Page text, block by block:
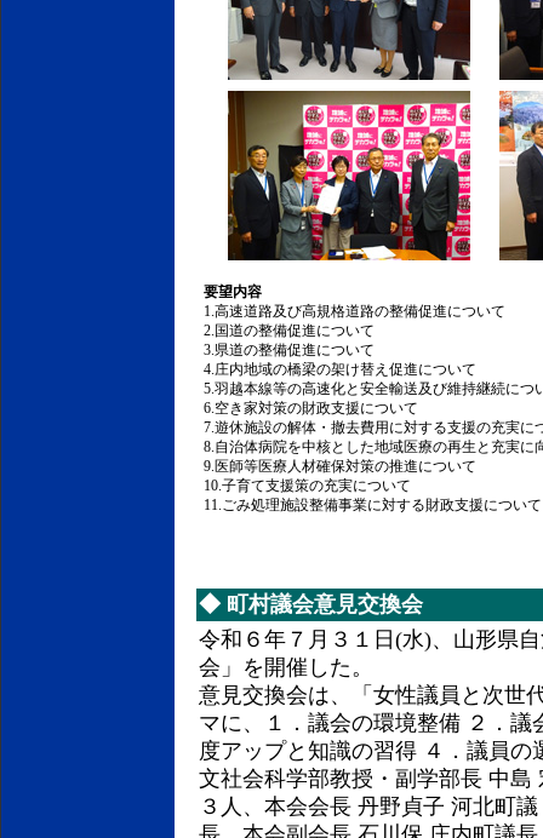
要望内容
1.高速道路及び高規格道路の整備促進について
2.国道の整備促進について
3.県道の整備促進について
4.庄内地域の橋梁の架け替え促進について
5.羽越本線等の高速化と安全輸送及び維持継続につ
6.空き家対策の財政支援について
7.遊休施設の解体・撤去費用に対する支援の充実に
8.自治体病院を中核とした地域医療の再生と充実に
9.医師等医療人材確保対策の推進について
10.子育て支援策の充実について
11.ごみ処理施設整備事業に対する財政支援について
◆ 町村議会意見交換会
令和６年７月３１日(水)、山形県
会」を開催した。
意見交換会は、「女性議員と次世
マに、１．議会の環境整備 ２．
度アップと知識の習得 ４．議員
文社会科学部教授・副学部長 中
３人、本会会長 丹野貞子 河北町議